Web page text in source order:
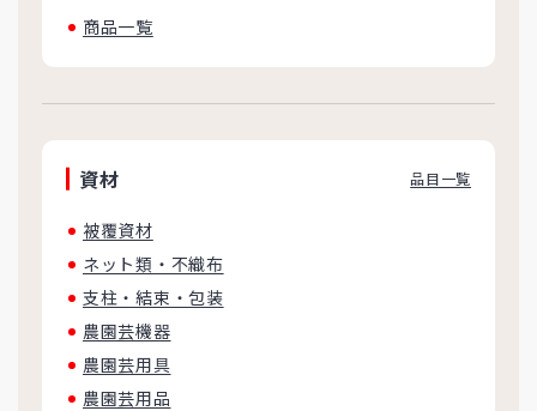
商品一覧
資材 品目一覧
被覆資材
ネット類・不織布
支柱・結束・包装
農園芸機器
農園芸用具
農園芸用品